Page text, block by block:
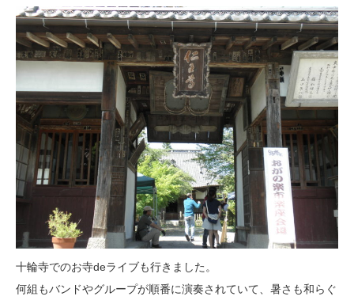
十輪寺でのお寺deライブも行きました。
何組もバンドやグループが順番に演奏されていて、暑さも和らぐ